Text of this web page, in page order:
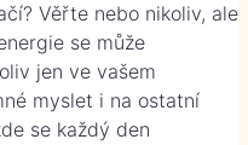
Věřte nebo nikoliv, ale
se může
jen ve vašem
myslet i na ostatní
se každý den